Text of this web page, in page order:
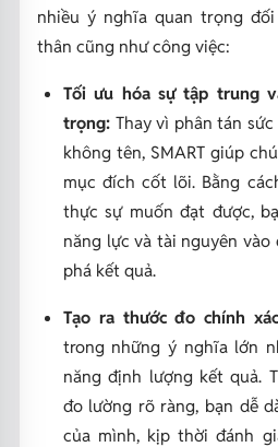
nhiều ý nghĩa quan trọng
thân cũng như công việc:
Tối ưu hóa sự tập trung
trọng:Thay vì phân tán
không tên, SMART giúp
mục đích cốt lõi. Bằng
thực sự muốn đạt được,
năng lực và tài nguyên
phá kết quả.
Tạo ra thước đo chính
trong những ý nghĩa lớn
năng định lượng kết quả.
đo lường rõ ràng, bạn dễ
của mình, kịp thời đánh